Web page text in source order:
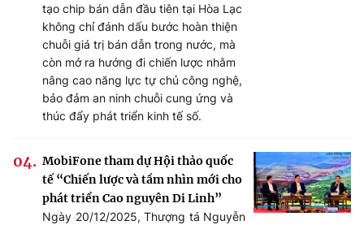
tạo chip bán dẫn đầu tiên tại Hòa Lạc
không chỉ đánh dấu bước hoàn thiện
chuỗi giá trị bán dẫn trong nước, mà
còn mở ra hướng đi chiến lược nhằm
nâng cao năng lực tự chủ công nghệ,
bảo đảm an ninh chuỗi cung ứng và
thúc đẩy phát triển kinh tế số.
MobiFone tham dự Hội thảo quốc
tế “Chiến lược và tầm nhìn mới cho
phát triển Cao nguyên Di Linh”
Ngày 20/12/2025, Thượng tá Nguyễn